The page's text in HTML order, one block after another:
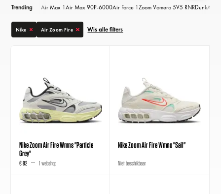
Trending Air Max 1Air Max 90P-6000Air Force 1Zoom Vomero 5V5 RNRDunkAir
Nike Air Zoom Fire Wis alle filters
Nike Zoom Air Fire Wmns "Particle
Grey"
€ 82 1 webshop
Nike Zoom Air Fire Wmns "Sail"
Niet beschikbaar